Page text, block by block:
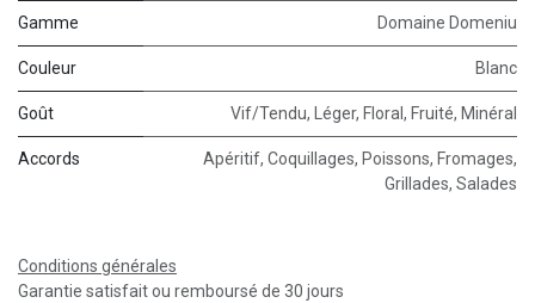
Gamme Domaine Domeniu
Couleur Blanc
Goût Vif/Tendu, Léger, Floral, Fruité, Minéral
Accords Apéritif, Coquillages, Poissons, Fromages,
Grillades, Salades
Conditions générales
Garantie satisfait ou remboursé de 30 jours